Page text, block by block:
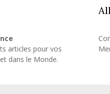
articles pour vos
dans le Monde.